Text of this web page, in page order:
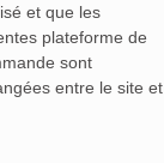
et que les
plateforme de
sont
entre le site et